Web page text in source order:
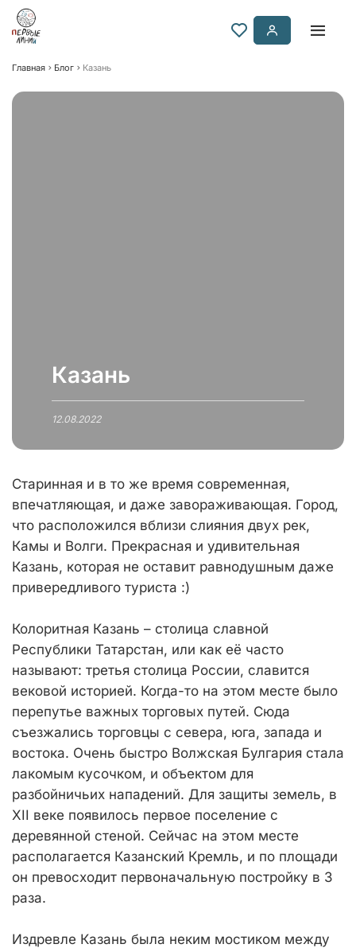
Главная Блог Казань
Казань
12.08.2022
Старинная и в то же время современная,
впечатляющая, и даже завораживающая. Город,
что расположился вблизи слияния двух рек,
Камы и Волги. Прекрасная и удивительная
Казань, которая не оставит равнодушным даже
привередливого туриста :)
Колоритная Казань – столица славной
Республики Татарстан, или как её часто
называют: третья столица России, славится
вековой историей. Когда-то на этом месте было
перепутье важных торговых путей. Сюда
съезжались торговцы с севера, юга, запада и
востока. Очень быстро Волжская Булгария стала
лакомым кусочком, и объектом для
разбойничьих нападений. Для защиты земель, в
XII веке появилось первое поселение с
деревянной стеной. Сейчас на этом месте
располагается Казанский Кремль, и по площади
он превосходит первоначальную постройку в 3
раза.
Издревле Казань была неким мостиком между